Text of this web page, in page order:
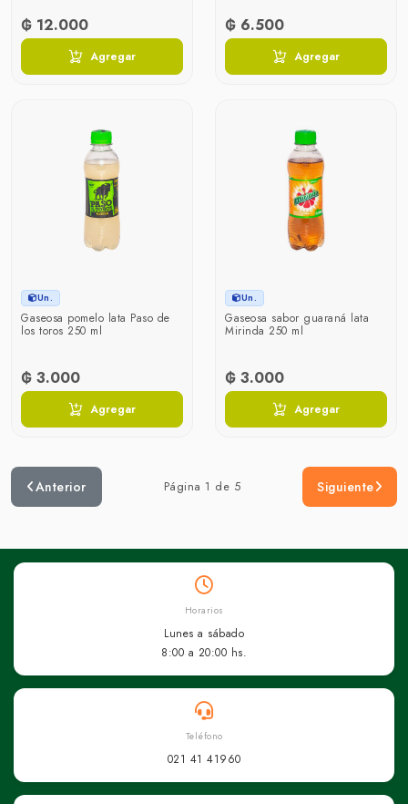
₲ 12.000
Agregar
₲ 6.500
Agregar
Un.
Gaseosa pomelo lata Paso de
los toros 250 ml
₲ 3.000
Agregar
Un.
Gaseosa sabor guaraná lata
Mirinda 250 ml
₲ 3.000
Agregar
Anterior Página 1 de 5 Siguiente
Horarios
Lunes a sábado
8:00 a 20:00 hs.
Teléfono
021 41 41960